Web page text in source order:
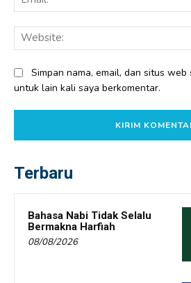
Simpan nama, email, dan situs
untuk lain kali saya berkomentar.
Terbaru
Bahasa Nabi Tidak Selalu
Bermakna Harfiah
08/08/2026